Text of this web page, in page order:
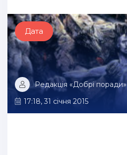
Дата
Редакція «Добрі поради»
17:18, 31 січня 2015